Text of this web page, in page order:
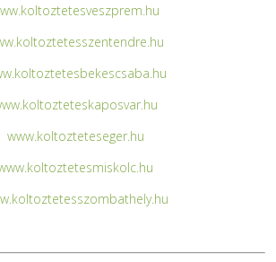
www.koltozteteseger.hu